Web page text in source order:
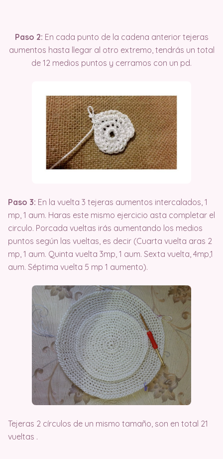
Paso 2: En cada punto de la cadena anterior tejeras
aumentos hasta llegar al otro extremo, tendrás un total
de 12 medios puntos y cerramos con un pd.
Paso 3: En la vuelta 3 tejeras aumentos intercalados, 1
mp, 1 aum. Haras este mismo ejercicio asta completar el
circulo. Porcada vueltas irás aumentando los medios
puntos según las vueltas, es decir (Cuarta vuelta aras 2
mp, 1 aum. Quinta vuelta 3mp, 1 aum. Sexta vuelta, 4mp,1
aum. Séptima vuelta 5 mp 1 aumento).
Tejeras 2 círculos de un mismo tamaño, son en total 21
vueltas .